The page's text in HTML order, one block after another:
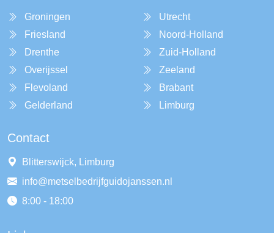
Groningen
Friesland
Drenthe
Overijssel
Flevoland
Gelderland
Utrecht
Noord-Holland
Zuid-Holland
Zeeland
Brabant
Limburg
Contact
Blitterswijck, Limburg
info@metselbedrijfguidojanssen.nl
8:00 - 18:00